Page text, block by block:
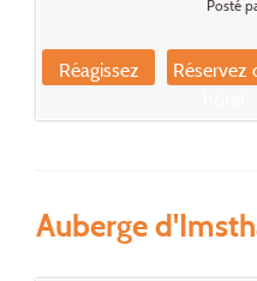
Posté
Réagissez
Réservez
Auberge